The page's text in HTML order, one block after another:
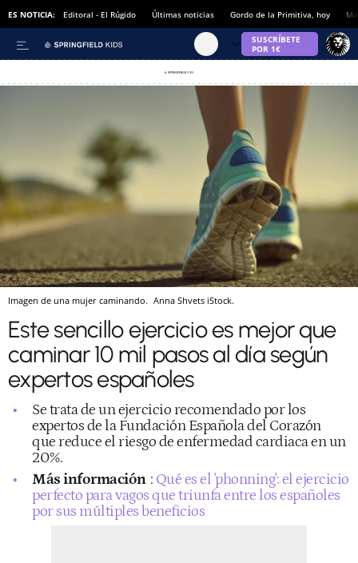
ES NOTICIA: Editoral - El Rúgido Últimas noticias Gordo de la Primitiva, hoy
Imagen de una mujer caminando. Anna Shvets iStock.
Este sencillo ejercicio es mejor que
caminar 10 mil pasos al día según
expertos españoles
Se trata de un ejercicio recomendado por los
expertos de la Fundación Española del Corazón
que reduce el riesgo de enfermedad cardiaca en un
20%.
Más información : Qué es el 'phonning': el ejercicio
perfecto para vagos que triunfa entre los españoles
por sus múltiples beneficios